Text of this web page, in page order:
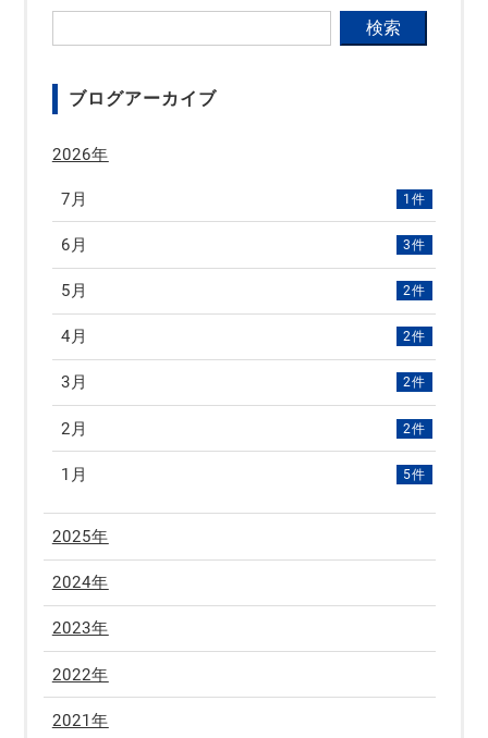
ブログアーカイブ
2026年
7月 1件
6月 3件
5月 2件
4月 2件
3月 2件
2月 2件
1月 5件
2025年
2024年
2023年
2022年
2021年